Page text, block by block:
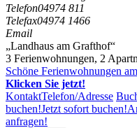
Telefon04974 811
Telefax04974 1466
Email
„Landhaus am Grafthof“
3 Ferienwohnungen, 2
Schöne Ferienwohnungen
Klicken Sie jetzt!
KontaktTelefon/Adresse
buchen!Jetzt sofort buchen!
anfragen!